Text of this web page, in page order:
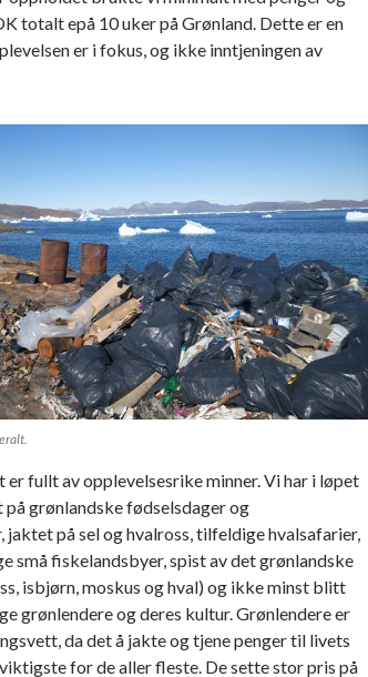
totalt epå 10 uker på Grønland. Dette er en
er i fokus, og ikke inntjeningen av
fullt av opplevelsesrike minner. Vi har i løpet
grønlandske fødselsdager og
på sel og hvalross, tilfeldige hvalsafarier,
små fiskelandsbyer, spist av det grønlandske
isbjørn, moskus og hval) og ikke minst blitt
grønlendere og deres kultur. Grønlendere er
da det å jakte og tjene penger til livets
for de aller fleste. De sette stor pris på